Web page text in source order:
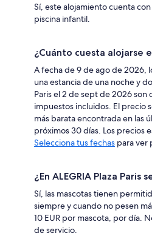
Sí, este alojamiento cuenta
piscina infantil.
¿Cuánto cuesta alojarse
A fecha de 9 de ago de 2026,
una estancia de una noche y
Paris el 2 de sept de 2026 son
impuestos incluidos. El precio
más barata encontrada en las
próximos 30 días. Los precios
Selecciona tus fechas para ver
¿En ALEGRIA Plaza Paris
Sí, las mascotas tienen
siempre y cuando no pesen
10 EUR por mascota, por día.
de servicio.